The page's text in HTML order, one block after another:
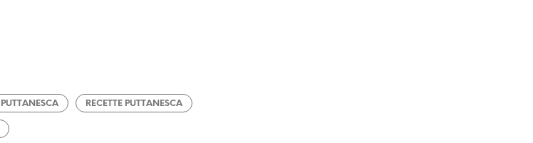
PUTTANESCA RECETTE PUTTANESCA